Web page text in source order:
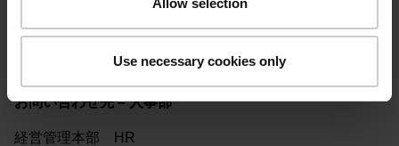
Use necessary cookies only
service@heidenhain.co.jp
お問い合わせ先 – 人事部
経営管理本部 HR